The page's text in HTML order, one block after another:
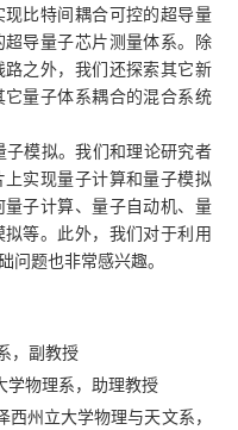
比特间耦合可控的超导量
导量子芯片测量体系。除
之外，我们还探索其它新
量子体系耦合的混合系统
模拟。我们和理论研究者
实现量子计算和量子模拟
子计算、量子自动机、量
等。此外，我们对于利用
问题也非常感兴趣。
，副教授
学物理系，助理教授
州立大学物理与天文系，